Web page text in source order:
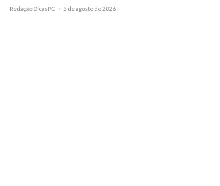
Redação DicasPC · 5 de agosto de 2026